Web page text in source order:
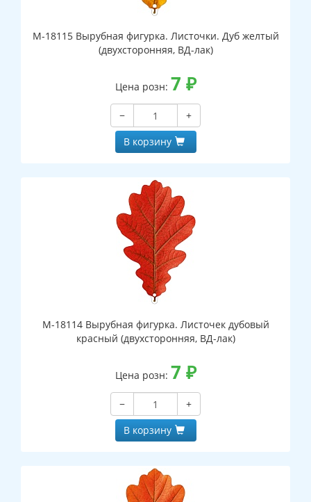
М-18115 Вырубная фигурка. Листочки. Дуб желтый
(двухсторонняя, ВД-лак)
Цена розн: 7 ₽
−
+
В корзину
М-18114 Вырубная фигурка. Листочек дубовый
красный (двухсторонняя, ВД-лак)
Цена розн: 7 ₽
−
+
В корзину